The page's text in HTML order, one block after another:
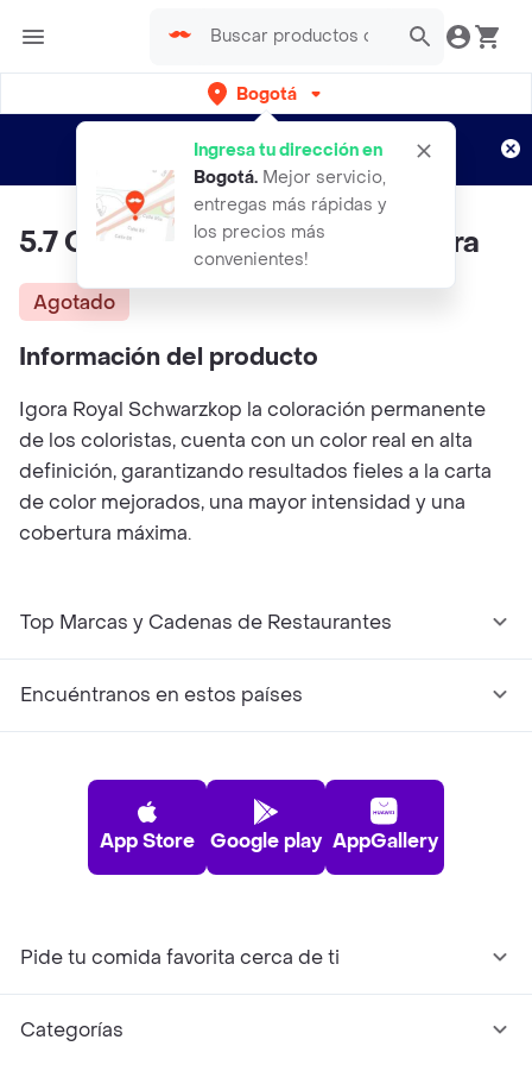
Bogotá
Ingresa tu dirección en
Bogotá. Mejor servicio,
entregas más rápidas y
los precios más
convenientes!
envíos gratis por semanas
Aplican TyC
5.7 Castaño Claro Cobrizo - Igora
Agotado
Información del producto
Igora Royal Schwarzkop la coloración permanente
de los coloristas, cuenta con un color real en alta
definición, garantizando resultados fieles a la carta
de color mejorados, una mayor intensidad y una
cobertura máxima.
Top Marcas y Cadenas de Restaurantes
Encuéntranos en estos países
App Store Google play AppGallery
Pide tu comida favorita cerca de ti
Categorías